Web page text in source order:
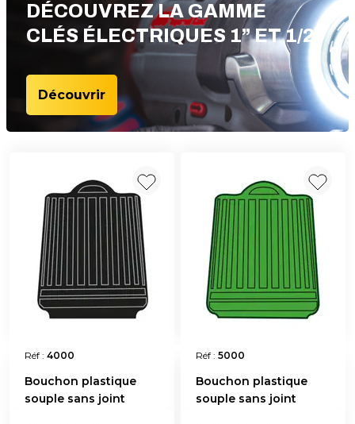
DÉCOUVREZ LA GAMME
CLÉS ÉLECTRIQUES 1” ET 1/2“
Découvrir
Réf : 4000
Bouchon plastique
souple sans joint
Réf : 5000
Bouchon plastique
souple sans joint